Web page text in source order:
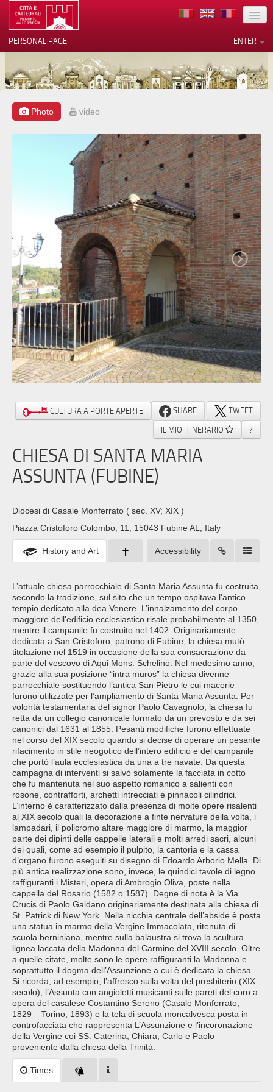
LOCATION
ARCHITECTURE
MUSEUMS
ITINERARIES
CONTACTS
PRESS
ENTER
PERSONAL PAGE
Photo video
CULTURA A PORTE APERTE SHARE
TWEET
IL MIO ITINERARIO
?
CHIESA DI SANTA MARIA
ASSUNTA (FUBINE)
Diocesi di Casale Monferrato ( sec. XV; XIX )
Piazza Cristoforo Colombo, 11, 15043 Fubine AL, Italy
History and Art Accessibility
L’attuale chiesa parrocchiale di Santa Maria Assunta fu costruita,
secondo la tradizione, sul sito che un tempo ospitava l’antico
tempio dedicato alla dea Venere. L’innalzamento del corpo
maggiore dell’edificio ecclesiastico risale probabilmente al 1350,
mentre il campanile fu costruito nel 1402. Originariamente
dedicata a San Cristoforo, patrono di Fubine, la chiesa mutò
titolazione nel 1519 in occasione della sua consacrazione da
parte del vescovo di Aqui Mons. Schelino. Nel medesimo anno,
grazie alla sua posizione “intra muros” la chiesa divenne
parrocchiale sostituendo l’antica San Pietro le cui macerie
furono utilizzate per l’ampliamento di Santa Maria Assunta. Per
volontà testamentaria del signor Paolo Cavagnolo, la chiesa fu
retta da un collegio canonicale formato da un prevosto e da sei
canonici dal 1631 al 1855. Pesanti modifiche furono effettuate
nel corso del XIX secolo quando si decise di operare un pesante
rifacimento in stile neogotico dell’intero edificio e del campanile
che portò l’aula ecclesiastica da una a tre navate. Da questa
campagna di interventi si salvò solamente la facciata in cotto
che fu mantenuta nel suo aspetto romanico a salienti con
rosone, contrafforti, archetti intrecciati e pinnacoli cilindrici.
L’interno è caratterizzato dalla presenza di molte opere risalenti
al XIX secolo quali la decorazione a finte nervature della volta, i
lampadari, il policromo altare maggiore di marmo, la maggior
parte dei dipinti delle cappelle laterali e molti arredi sacri, alcuni
dei quali, come ad esempio il pulpito, la cantoria e la cassa
d’organo furono eseguiti su disegno di Edoardo Arborio Mella. Di
più antica realizzazione sono, invece, le quindici tavole di legno
raffiguranti i Misteri, opera di Ambrogio Oliva, poste nella
cappella del Rosario (1582 o 1587). Degne di nota è la Via
Crucis di Paolo Gaidano originariamente destinata alla chiesa di
St. Patrick di New York. Nella nicchia centrale dell’abside è posta
una statua in marmo della Vergine Immacolata, ritenuta di
scuola berniniana, mentre sulla balaustra si trova la scultura
lignea laccata della Madonna del Carmine del XVIII secolo. Oltre
a quelle citate, molte sono le opere raffiguranti la Madonna e
soprattutto il dogma dell’Assunzione a cui è dedicata la chiesa.
Si ricorda, ad esempio, l’affresco sulla volta del presbiterio (XIX
secolo), l’Assunta con angioletti musicanti sulle pareti del coro a
opera del casalese Costantino Sereno (Casale Monferrato,
1829 – Torino, 1893) e la tela di scuola moncalvesca posta in
controfacciata che rappresenta L’Assunzione e l’incoronazione
della Vergine coi SS. Caterina, Chiara, Carlo e Paolo
proveniente dalla chiesa della Trinità.
Times
Notice at collection
Your Privacy Choices